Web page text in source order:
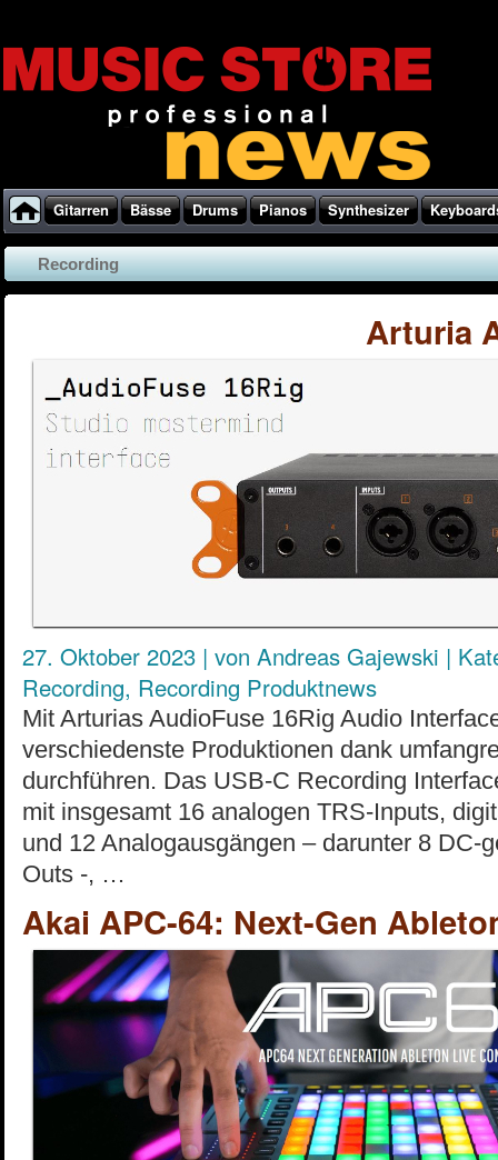
Gitarren Bässe Drums Pianos Synthesizer
Recording
Arturia
27. Oktober 2023 | von Andreas Gajewski |
Recording, Recording Produktnews
Mit Arturias AudioFuse 16Rig Audio
verschiedenste Produktionen dank
durchführen. Das USB-C Recording
mit insgesamt 16 analogen TRS-Inputs,
und 12 Analogausgängen – darunter 8 DC-
Outs -, …
Akai APC-64: Next-Gen